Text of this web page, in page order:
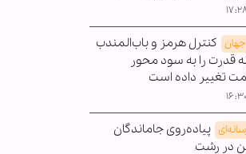
جهان کنترل هرمز و باب‌المندب
قدرت را به سود محور
تغییر داده است
پیاده‌روی جاماندگان
در رشت